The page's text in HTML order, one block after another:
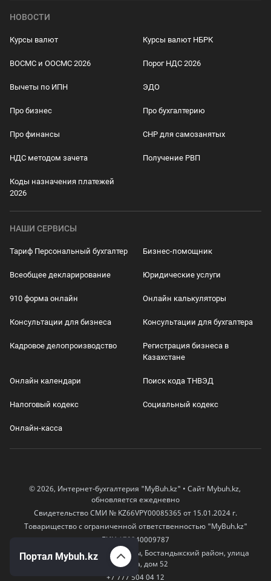
НОВОСТИ
Курсы валют Курсы валют НБРК
ВОСМС и ООСМС 2026 Порог НДС 2026
Вычеты по ИПН ЭДО
Про бизнес Про бухгалтерию
Про финансы СНР для самозанятых
НДС методом зачета Получение РВП
Коды назначения платежей
2026
НАШИ СЕРВИСЫ
Тариф Персональный бухгалтер Бизнес-помощник
Всеобщее декларирование Юридические услуги
910 форма онлайн Онлайн калькуляторы
Консультации для бизнеса Консультации для бухгалтера
Кадровое делопроизводство
Регистрация бизнеса в
Казахстане
Онлайн календари Поиск кода ТНВЭД
Налоговый кодекс Социальный кодекс
Онлайн-касса
© 2026, Интернет-бухгалтерия "MyBuh.kz" • Сайт Mybuh.kz,
обновляется ежедневно
Свидетельство СМИ № KZ66VPY00085365 от 15.01.2024 г.
Товарищество с ограниченной ответственностью "MyBuh.kz"
БИН 170240009787
050000, Казахстан, город Алматы, Бостандыкский район, улица
Егизбаева, дом 52
+7 777 504 04 12
Портал Mybuh.kz